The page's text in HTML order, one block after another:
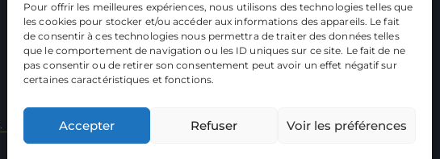
Pour offrir les meilleures expériences, nous utilisons des technologies telles que
les cookies pour stocker et/ou accéder aux informations des appareils. Le fait
de consentir à ces technologies nous permettra de traiter des données telles
que le comportement de navigation ou les ID uniques sur ce site. Le fait de ne
pas consentir ou de retirer son consentement peut avoir un effet négatif sur
certaines caractéristiques et fonctions.
Accepter Refuser Voir les préférences